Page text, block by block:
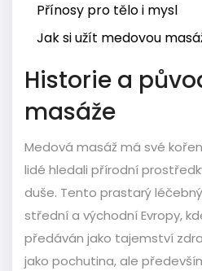
Přínosy pro tělo i mysl
Jak si užít medovou
Historie a
masáže
Medová masáž má své
lidé hledali přírodní
duše. Tento prastarý
střední a východní Evropy,
předáván jako tajemství
jako pochutina, ale